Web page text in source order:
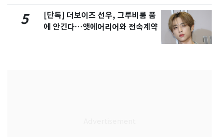
5
[단독] 더보이즈 선우, 그루비룸 품
에 안긴다…앳에어리어와 전속계약